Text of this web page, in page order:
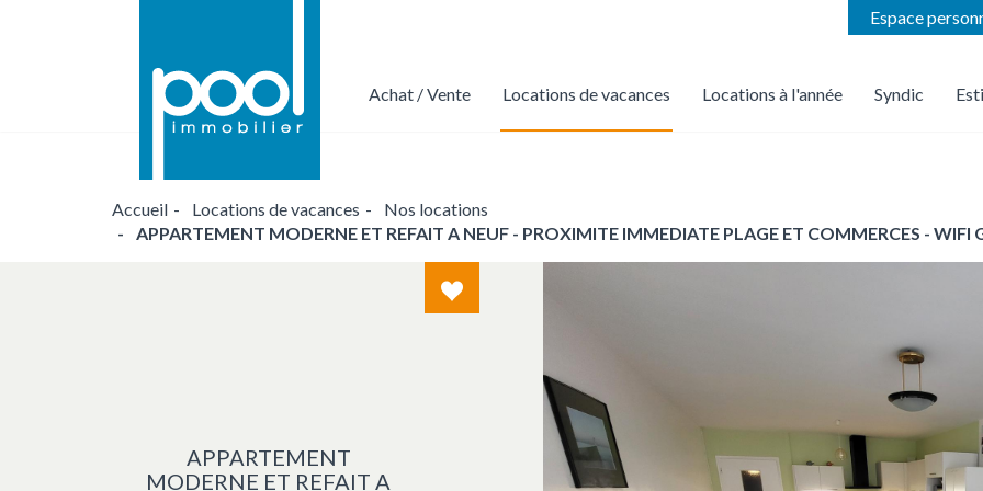
Espace
Achat / Vente Locations de vacances Locations à l'année Syndic
Accueil Locations de vacances
Nos locations
APPARTEMENT MODERNE ET REFAIT A NEUF - PROXIMITE IMMEDIATE PLAGE ET COMMERCES - WIFI
APPARTEMENT
MODERNE ET REFAIT A
Coup
de